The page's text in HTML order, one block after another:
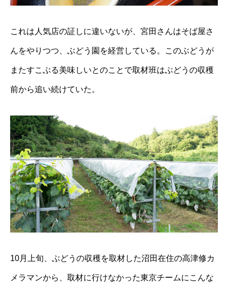
これは人気店の証しに違いないが、宮田さんはそば屋さ
んをやりつつ、ぶどう園を経営している。このぶどうが
またすこぶる美味しいとのことで取材班はぶどうの収穫
前から追い続けていた。
10月上旬、ぶどうの収穫を取材した沼田在住の高津修カ
メラマンから、取材に行けなかった東京チームにこんな